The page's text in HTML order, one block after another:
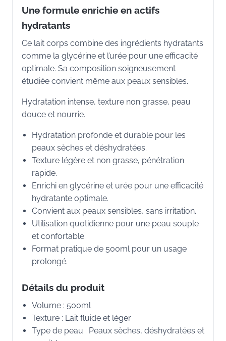
Une formule enrichie en actifs
hydratants
Ce lait corps combine des ingrédients hydratants
comme la glycérine et l’urée pour une efficacité
optimale. Sa composition soigneusement
étudiée convient même aux peaux sensibles.
Hydratation intense, texture non grasse, peau
douce et nourrie.
Hydratation profonde et durable pour les
peaux sèches et déshydratées.
Texture légère et non grasse, pénétration
rapide.
Enrichi en glycérine et urée pour une efficacité
hydratante optimale.
Convient aux peaux sensibles, sans irritation.
Utilisation quotidienne pour une peau souple
et confortable.
Format pratique de 500ml pour un usage
prolongé.
Détails du produit
Volume : 500ml
Texture : Lait fluide et léger
Type de peau : Peaux sèches, déshydratées et